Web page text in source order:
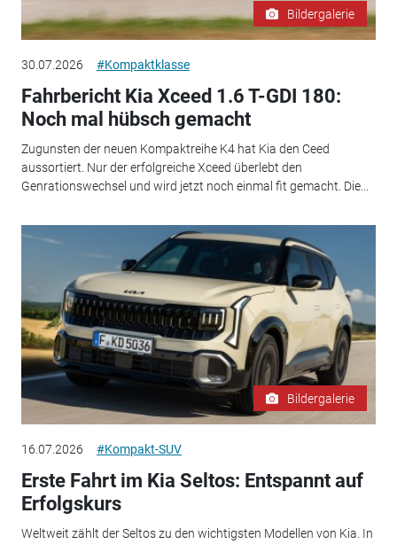
Bildergalerie
30.07.2026 #Kompaktklasse
Fahrbericht Kia Xceed 1.6 T-GDI 180:
Noch mal hübsch gemacht
Zugunsten der neuen Kompaktreihe K4 hat Kia den Ceed
aussortiert. Nur der erfolgreiche Xceed überlebt den
Genrationswechsel und wird jetzt noch einmal fit gemacht. Die...
Bildergalerie
16.07.2026 #Kompakt-SUV
Erste Fahrt im Kia Seltos: Entspannt auf
Erfolgskurs
Weltweit zählt der Seltos zu den wichtigsten Modellen von Kia. In